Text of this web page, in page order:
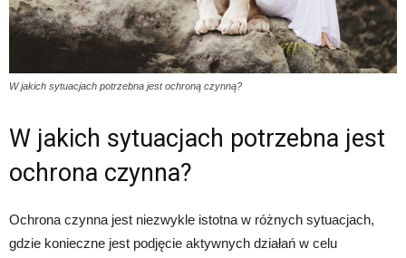
W jakich sytuacjach potrzebna jest ochroną czynną?
W jakich sytuacjach potrzebna jest
ochrona czynna?
Ochrona czynna jest niezwykle istotna w różnych sytuacjach,
gdzie konieczne jest podjęcie aktywnych działań w celu